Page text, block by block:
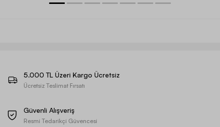
5.000 TL Üzeri Kargo Ücretsiz
Ücretsiz Teslimat Fırsatı
Güvenli Alışveriş
Resmi Tedarikçi Güvencesi